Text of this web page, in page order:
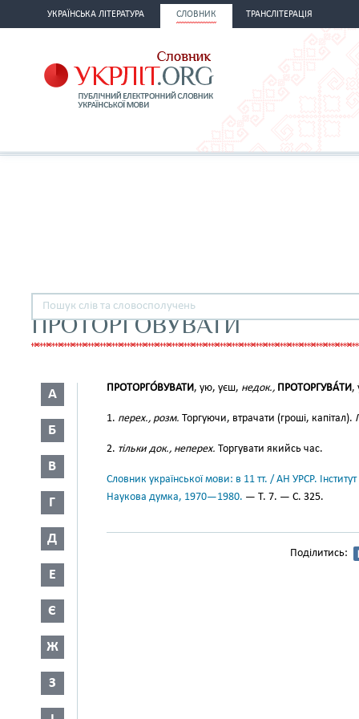
УКРАЇНСЬКА ЛІТЕРАТУРА СЛОВНИК ТРАНСЛІТЕРАЦІЯ
ПРОТОРГОВУВАТИ
А
Б
В
Г
Д
Е
Є
Ж
З
ПРОТОРГО́ВУВАТИ, ую, уєш, недок., ПРОТОРГУВА́ТИ,
1. перех., розм. Торгуючи, втрачати (гроші, капітал).
2. тільки док., неперех. Торгувати якийсь час.
Словник української мови: в 11 тт. / АН УРСР.
Наукова думка, 1970—1980. — Т. 7. — С. 325.
Поділитись: